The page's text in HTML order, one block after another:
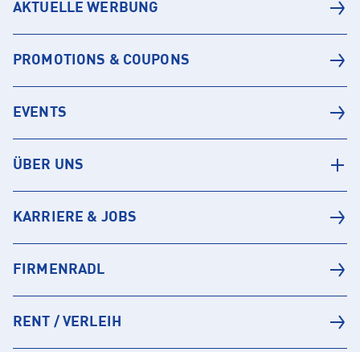
AKTUELLE WERBUNG
PROMOTIONS & COUPONS
EVENTS
ÜBER UNS
KARRIERE & JOBS
FIRMENRADL
RENT / VERLEIH